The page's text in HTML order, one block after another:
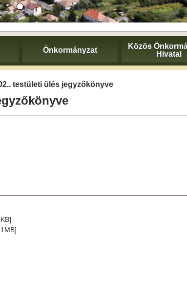
Önkormányzat
Közös
Hivatal
testületi ülés jegyzőkönyve